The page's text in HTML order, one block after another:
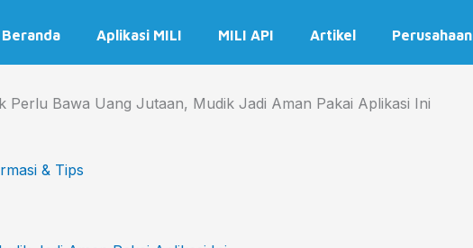
Beranda Aplikasi MILI MILI API Artikel Perusahaan
Perlu Bawa Uang Jutaan, Mudik Jadi Aman Pakai Aplikasi Ini
& Tips